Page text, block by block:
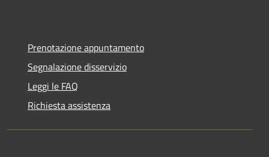
Prenotazione appuntamento
Segnalazione disservizio
Leggi le FAQ
Richiesta assistenza